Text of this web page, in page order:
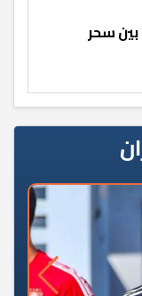
بين سحر